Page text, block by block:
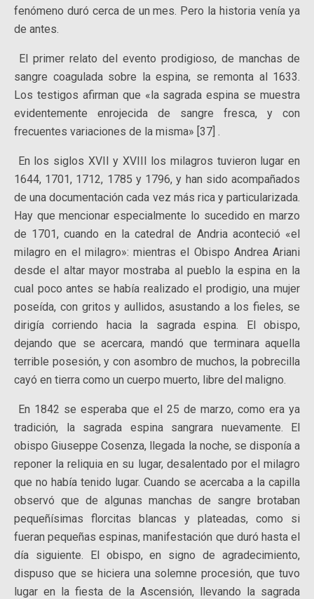
fenómeno duró cerca de un mes. Pero la historia venía ya
de antes.
El primer relato del evento prodigioso, de manchas de
sangre coagulada sobre la espina, se remonta al 1633.
Los testigos afirman que «la sagrada espina se muestra
evidentemente enrojecida de sangre fresca, y con
frecuentes variaciones de la misma» [37] .
En los siglos XVII y XVIII los milagros tuvieron lugar en
1644, 1701, 1712, 1785 y 1796, y han sido acompañados
de una documentación cada vez más rica y particularizada.
Hay que mencionar especialmente lo sucedido en marzo
de 1701, cuando en la catedral de Andria aconteció «el
milagro en el milagro»: mientras el Obispo Andrea Ariani
desde el altar mayor mostraba al pueblo la espina en la
cual poco antes se había realizado el prodigio, una mujer
poseída, con gritos y aullidos, asustando a los fieles, se
dirigía corriendo hacia la sagrada espina. El obispo,
dejando que se acercara, mandó que terminara aquella
terrible posesión, y con asombro de muchos, la pobrecilla
cayó en tierra como un cuerpo muerto, libre del maligno.
En 1842 se esperaba que el 25 de marzo, como era ya
tradición, la sagrada espina sangrara nuevamente. El
obispo Giuseppe Cosenza, llegada la noche, se disponía a
reponer la reliquia en su lugar, desalentado por el milagro
que no había tenido lugar. Cuando se acercaba a la capilla
observó que de algunas manchas de sangre brotaban
pequeñísimas florcitas blancas y plateadas, como si
fueran pequeñas espinas, manifestación que duró hasta el
día siguiente. El obispo, en signo de agradecimiento,
dispuso que se hiciera una solemne procesión, que tuvo
lugar en la fiesta de la Ascensión, llevando la sagrada